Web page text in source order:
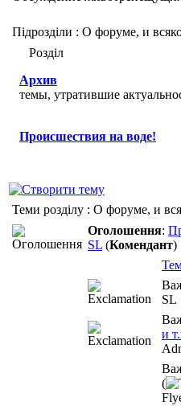
Підрозділи : О форуме, и
Розділ
Архив
темы, утратившие
Происшествия на воде!
Теми розділу : О форуме, и
Оголошення:
SL (Комендант)
SL
и
(